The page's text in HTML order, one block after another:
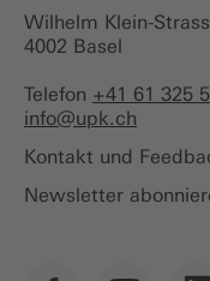
Wilhelm Klein-
4002 Basel
Telefon +41 61 325
info@upk.ch
Kontakt und
Newsletter